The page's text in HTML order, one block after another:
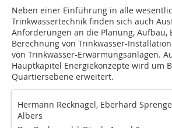
Neben einer Einführung in alle
Trinkwassertechnik finden sich auch
Anforderungen an die Planung, Aufbau,
Berechnung von Trinkwasser-
von Trinkwasser-Erwärmungsanlagen.
Hauptkapitel Energiekonzepte wird um
Quartiers­ebene erweitert.
Hermann Recknagel, Eberhard
Albers